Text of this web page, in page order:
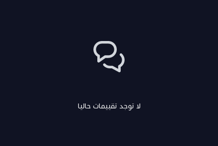
لا توجد تقييمات حاليا